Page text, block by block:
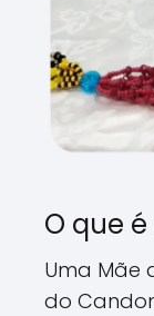
O que
Uma Mãe
do